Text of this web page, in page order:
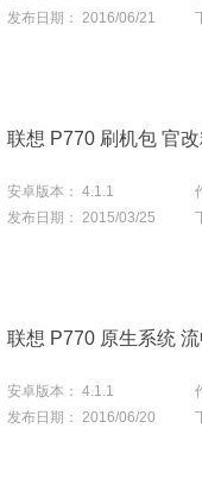
发布日期： 2016/06/21
联想 P770 刷机包 官
安卓版本： 4.1.1
发布日期： 2015/03/25
联想 P770 原生系统
安卓版本： 4.1.1
发布日期： 2016/06/20